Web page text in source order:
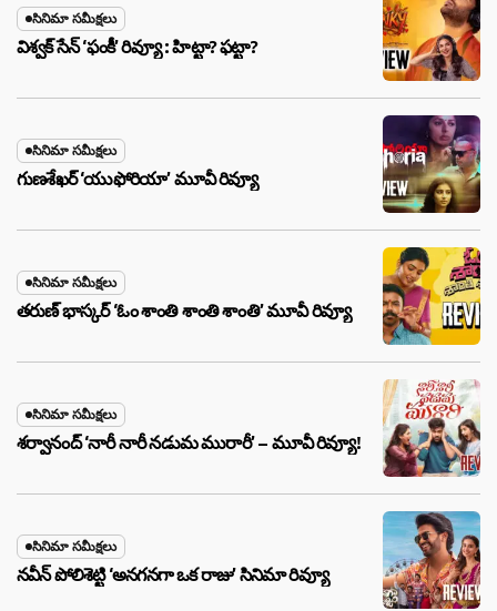
సినిమా సమీక్షలు
విశ్వక్ సేన్ ‘ఫంకీ’ రివ్యూ : హిట్టా? ఫట్టా?
సినిమా సమీక్షలు
గుణశేఖర్ ‘యుఫోరియా’ మూవీ రివ్యూ
సినిమా సమీక్షలు
తరుణ్ భాస్కర్ ‘ఓం శాంతి శాంతి శాంతి’ మూవీ రివ్యూ
సినిమా సమీక్షలు
శర్వానంద్ ‘నారీ నారీ నడుమ మురారీ’ – మూవీ రివ్యూ!
సినిమా సమీక్షలు
నవీన్ పోలిశెట్టి ‘అనగనగా ఒక రాజు’ సినిమా రివ్యూ